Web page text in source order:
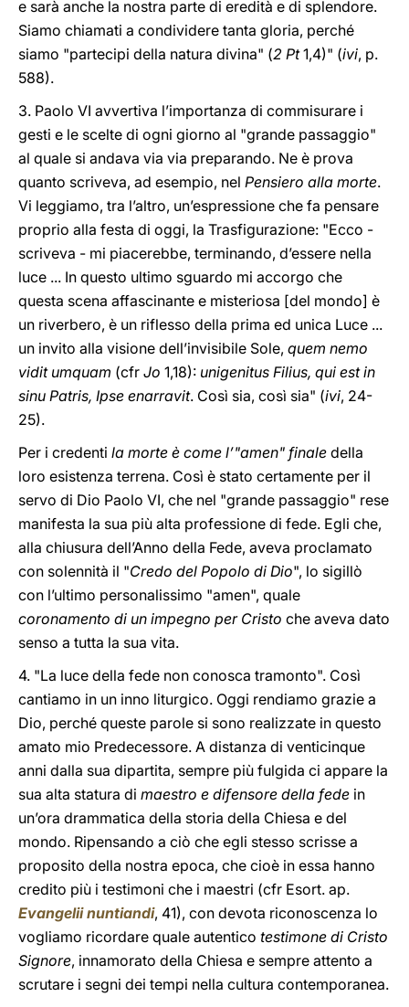
e sarà anche la nostra parte di eredità e di splendore.
Siamo chiamati a condividere tanta gloria, perché
siamo "partecipi della natura divina" (2 Pt1,4)" (ivi, p.
588).
3. Paolo VI avvertiva l’importanza di commisurare i
gesti e le scelte di ogni giorno al "grande passaggio"
al quale si andava via via preparando. Ne è prova
quanto scriveva, ad esempio, nel Pensiero alla morte.
Vi leggiamo, tra l’altro, un’espressione che fa pensare
proprio alla festa di oggi, la Trasfigurazione: "Ecco -
scriveva - mi piacerebbe, terminando, d’essere nella
luce ... In questo ultimo sguardo mi accorgo che
questa scena affascinante e misteriosa [del mondo] è
un riverbero, è un riflesso della prima ed unica Luce ...
un invito alla visione dell’invisibile Sole, quem nemo
vidit umquam (cfr Jo 1,18): unigenitus Filius, qui est in
sinu Patris, Ipse enarravit. Così sia, così sia" (ivi, 24-
25).
Per i credenti la morte è come l’"amen" finale della
loro esistenza terrena. Così è stato certamente per il
servo di Dio Paolo VI, che nel "grande passaggio" rese
manifesta la sua più alta professione di fede. Egli che,
alla chiusura dell’Anno della Fede, aveva proclamato
con solennità il "Credo del Popolo di Dio", lo sigillò
con l’ultimo personalissimo "amen", quale
coronamento di un impegno per Cristo che aveva dato
senso a tutta la sua vita.
4. "La luce della fede non conosca tramonto". Così
cantiamo in un inno liturgico. Oggi rendiamo grazie a
Dio, perché queste parole si sono realizzate in questo
amato mio Predecessore. A distanza di venticinque
anni dalla sua dipartita, sempre più fulgida ci appare la
sua alta statura di maestro e difensore della fede in
un’ora drammatica della storia della Chiesa e del
mondo. Ripensando a ciò che egli stesso scrisse a
proposito della nostra epoca, che cioè in essa hanno
credito più i testimoni che i maestri (cfr Esort. ap.
Evangelii nuntiandi, 41), con devota riconoscenza lo
vogliamo ricordare quale autentico testimone di Cristo
Signore, innamorato della Chiesa e sempre attento a
scrutare i segni dei tempi nella cultura contemporanea.